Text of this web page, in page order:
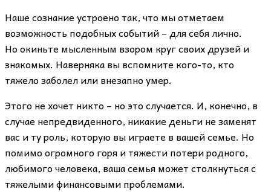
Наше сознание устроено так, что мы отметаем
возможность подобных событий – для себя лично.
Но окиньте мысленным взором круг своих друзей и
знакомых. Наверняка вы вспомните кого-то, кто
тяжело заболел или внезапно умер.
Этого не хочет никто – но это случается. И, конечно, в
случае непредвиденного, никакие деньги не заменят
вас и ту роль, которую вы играете в вашей семье. Но
помимо огромного горя и тяжести потери родного,
любимого человека, ваша семья может столкнуться с
тяжелыми финансовыми проблемами.